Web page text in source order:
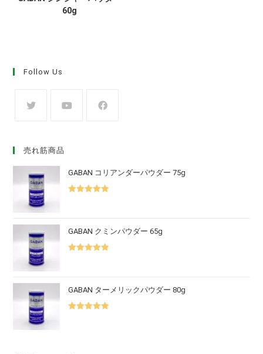
60g
Follow Us
売れ筋商品
GABAN コリアンダーパウダー 75g
GABAN クミンパウダー 65g
GABAN ターメリックパウダー 80g